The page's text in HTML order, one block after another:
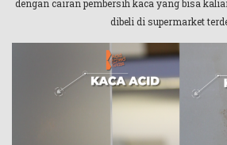
dengan cairan pembersih kaca yang bisa
dibeli di supermarket